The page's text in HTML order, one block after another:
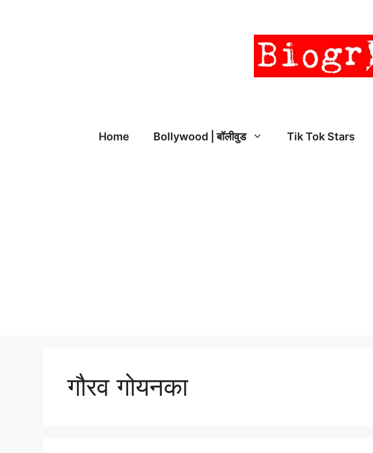
Home Bollywood | बॉलीवुड Tik Tok Stars
गौरव गोयनका